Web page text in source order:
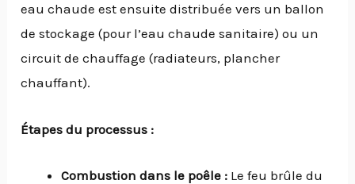
eau chaude est ensuite distribuée vers un ballon
de stockage (pour l’eau chaude sanitaire) ou un
circuit de chauffage (radiateurs, plancher
chauffant).
Étapes du processus :
Combustion dans le poêle : Le feu brûle du